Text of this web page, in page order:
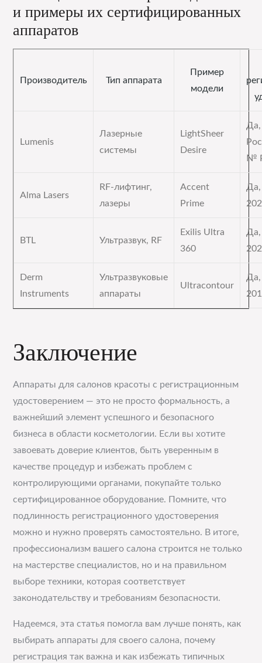
и примеры их сертифицированных
аппаратов
Производитель Тип аппарата
Пример
модели
Lumenis
Лазерные
системы
LightSheer
Desire
Да,
№
Alma Lasers
RF-лифтинг,
лазеры
Accent
Prime
BTL Ультразвук, RF
Exilis Ultra
360
Derm
Instruments
Ультразвуковые
аппараты
Ultracontour
Да,
Заключение
Аппараты для салонов красоты с регистрационным
удостоверением — это не просто формальность, а
важнейший элемент успешного и безопасного
бизнеса в области косметологии. Если вы хотите
завоевать доверие клиентов, быть уверенным в
качестве процедур и избежать проблем с
контролирующими органами, покупайте только
сертифицированное оборудование. Помните, что
подлинность регистрационного удостоверения
можно и нужно проверять самостоятельно. В итоге,
профессионализм вашего салона строится не только
на мастерстве специалистов, но и на правильном
выборе техники, которая соответствует
законодательству и требованиям безопасности.
Надеемся, эта статья помогла вам лучше понять, как
выбирать аппараты для своего салона, почему
регистрация так важна и как избежать типичных